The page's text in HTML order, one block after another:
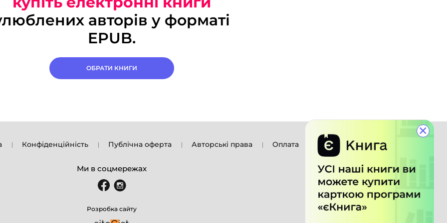
×
авторів у форматі
EPUB.
ОБРАТИ КНИГИ
Конфіденційність Публічна оферта Авторські права Оплата
Ми в соцмережах
Розробка сайту